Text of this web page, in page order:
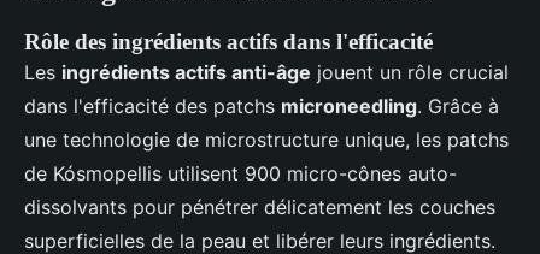
Rôle des ingrédients actifs dans l'efficacité
Les ingrédients actifs anti-âge jouent un rôle crucial
dans l'efficacité des patchs microneedling. Grâce à
une technologie de microstructure unique, les patchs
de Kósmopellis utilisent 900 micro-cônes auto-
dissolvants pour pénétrer délicatement les couches
superficielles de la peau et libérer leurs ingrédients.